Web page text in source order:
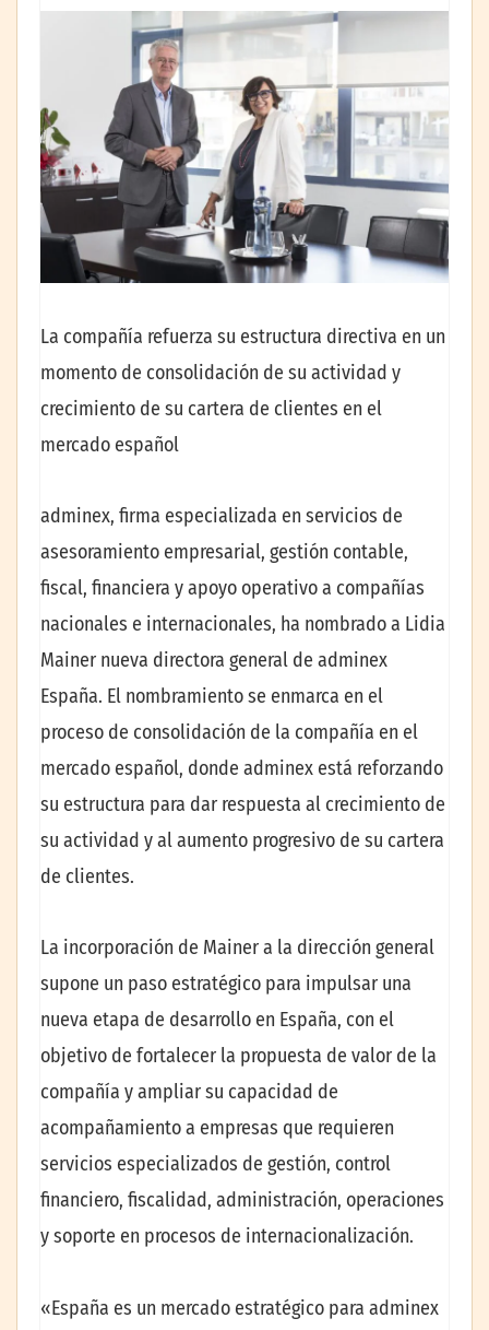
La compañía refuerza su estructura directiva en un
momento de consolidación de su actividad y
crecimiento de su cartera de clientes en el
mercado español
adminex, firma especializada en servicios de
asesoramiento empresarial, gestión contable,
fiscal, financiera y apoyo operativo a compañías
nacionales e internacionales, ha nombrado a Lidia
Mainer nueva directora general de adminex
España. El nombramiento se enmarca en el
proceso de consolidación de la compañía en el
mercado español, donde adminex está reforzando
su estructura para dar respuesta al crecimiento de
su actividad y al aumento progresivo de su cartera
de clientes.
La incorporación de Mainer a la dirección general
supone un paso estratégico para impulsar una
nueva etapa de desarrollo en España, con el
objetivo de fortalecer la propuesta de valor de la
compañía y ampliar su capacidad de
acompañamiento a empresas que requieren
servicios especializados de gestión, control
financiero, fiscalidad, administración, operaciones
y soporte en procesos de internacionalización.
«España es un mercado estratégico para adminex